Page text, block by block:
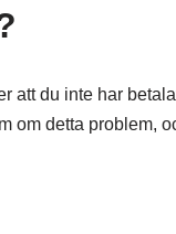
att du inte har
om detta problem,